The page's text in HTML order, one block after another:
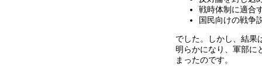
戦時体制に適合
国民向けの戦争
でした。しかし、結果
明らかになり、軍部に
まったのです。